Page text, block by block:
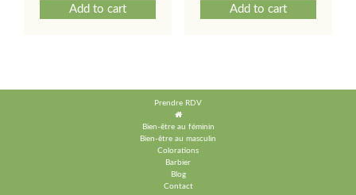
Add to cart Add to cart
Prendre RDV
Bien-être au féminin
Bien-être au masculin
Colorations
Barbier
Blog
Contact